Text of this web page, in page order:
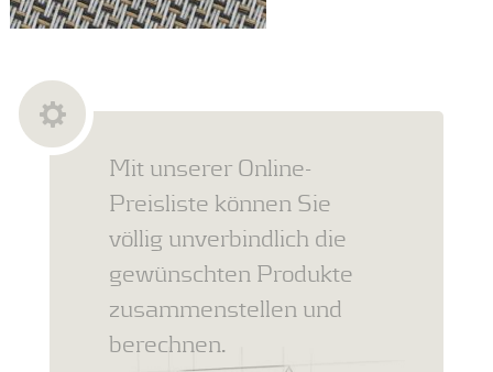
Mit unserer Online-
Preisliste können Sie
völlig unverbindlich die
gewünschten Produkte
zusammenstellen und
berechnen.